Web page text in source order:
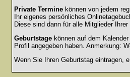
Private Terminekönnen von jedem
Ihr eigenes persönliches
Diese sind dann für alle Mitglieder
Geburtstagekönnen auf dem
Profil angegeben haben. Anmerkung:
Wenn Sie Ihren Geburtstag eintragen,